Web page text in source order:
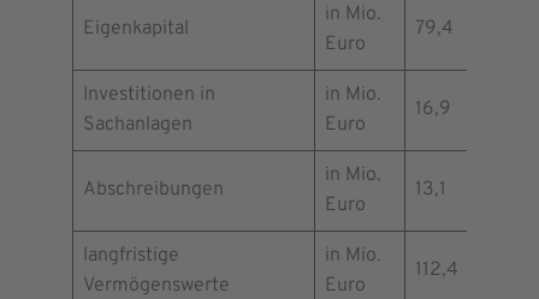
Eigenkapital
in Mio.
Euro
79,4
Investitionen in
Sachanlagen
in Mio.
Euro
16,9
Abschreibungen
in Mio.
Euro
13,1
langfristige
Vermögenswerte
in Mio.
Euro
112,4